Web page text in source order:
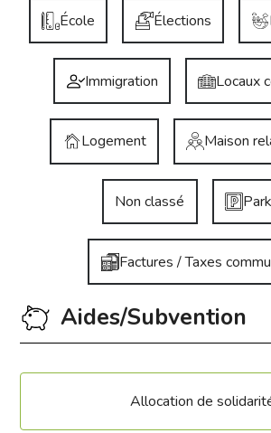
École Élections
Immigration Locaux
Logement Maison
Non classé
Factures / Taxes
Aides/Subvention
Allocation de